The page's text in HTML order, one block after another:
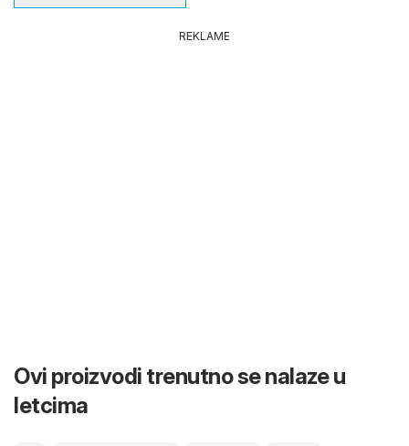
REKLAME
Ovi proizvodi trenutno se nalaze u
letcima